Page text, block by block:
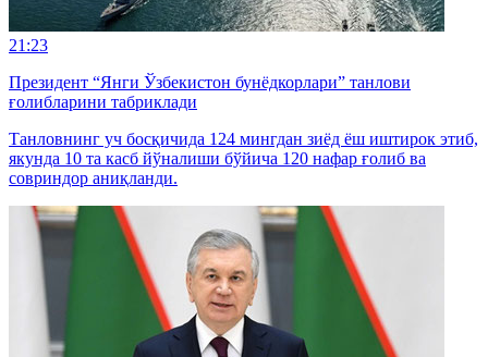
21:23
Президент “Янги Ўзбекистон бунёдкорлари” танлови
ғолибларини табриклади
Танловнинг уч босқичида 124 мингдан зиёд ёш иштирок этиб,
якунда 10 та касб йўналиши бўйича 120 нафар ғолиб ва
совриндор аниқланди.